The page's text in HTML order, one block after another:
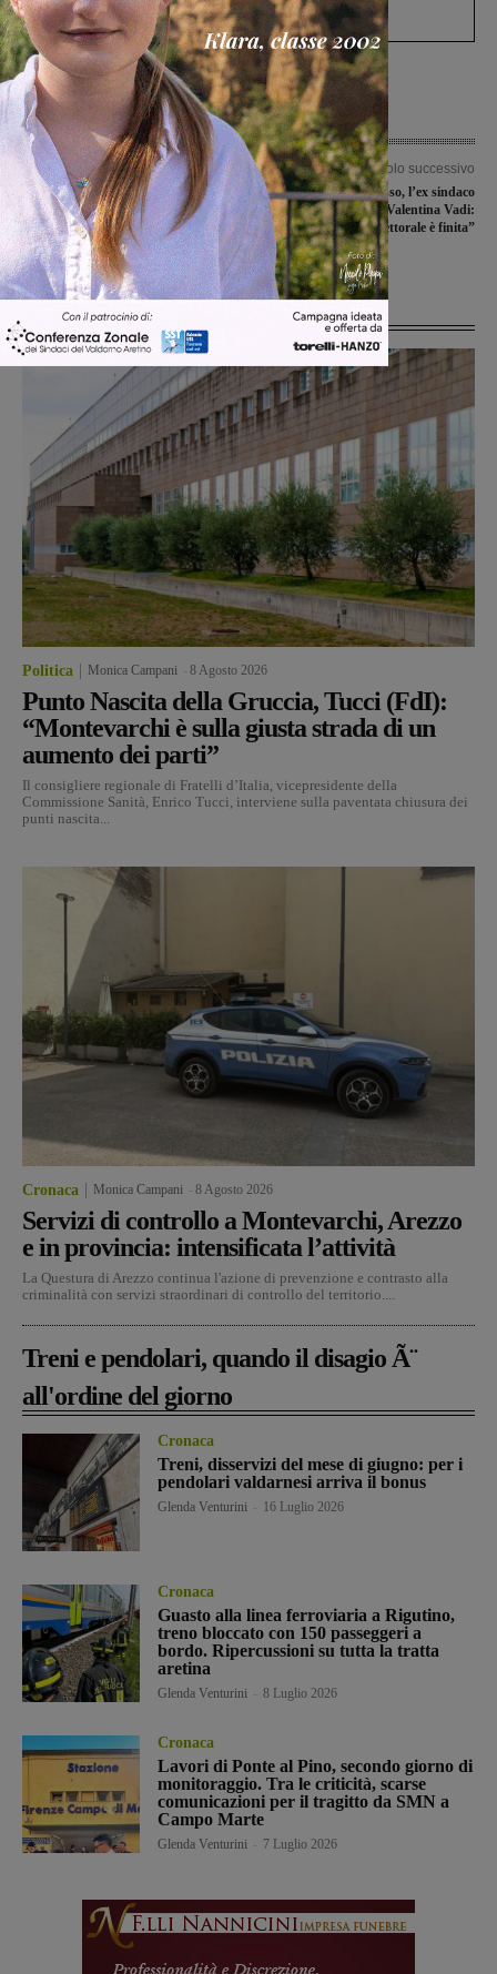
Levane nel 2020
Articolo precedente
#io sono ambiente 2019, a
Vallombrosa campagna di educazione
contro l’abbandono della plastica in
natura
Articolo successivo
Bilancio in rosso, l’ex sindaco
Viligiardi replica a Valentina Vadi:
“La campagna elettorale è finita”
Ultime Notizie
Politica Monica Campani 8 Agosto 2026
Punto Nascita della Gruccia, Tucci (FdI):
“Montevarchi è sulla giusta strada di un
aumento dei parti”
Il consigliere regionale di Fratelli d’Italia, vicepresidente della
Commissione Sanità, Enrico Tucci, interviene sulla paventata chiusura dei
punti nascita...
Cronaca Monica Campani 8 Agosto 2026
Servizi di controllo a Montevarchi, Arezzo
e in provincia: intensificata l’attività
La Questura di Arezzo continua l'azione di prevenzione e contrasto alla
criminalità con servizi straordinari di controllo del territorio....
Treni e pendolari, quando il disagio Ã¨
all'ordine del giorno
Cronaca
Treni, disservizi del mese di giugno: per i
pendolari valdarnesi arriva il bonus
Glenda Venturini 16 Luglio 2026
Cronaca
Guasto alla linea ferroviaria a Rigutino,
treno bloccato con 150 passeggeri a
bordo. Ripercussioni su tutta la tratta
aretina
Glenda Venturini 8 Luglio 2026
Cronaca
Lavori di Ponte al Pino, secondo giorno di
monitoraggio. Tra le criticità, scarse
comunicazioni per il tragitto da SMN a
Campo Marte
Glenda Venturini 7 Luglio 2026